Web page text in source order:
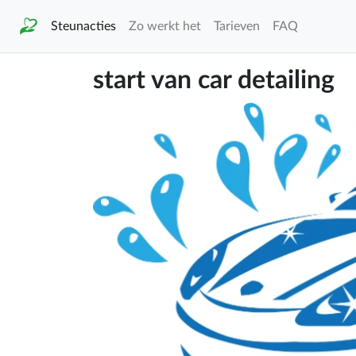
Steunacties Zo werkt het Tarieven FAQ
start van car detailing